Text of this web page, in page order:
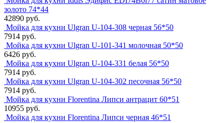
золото 74*44
42890 руб.
Мойка для кухни Ulgran U-104-308 черная 56*50
7914 руб.
Мойка для кухни Ulgran U-101-341 молочная 50*50
6426 руб.
Мойка для кухни Ulgran U-104-331 белая 56*50
7914 руб.
Мойка для кухни Ulgran U-104-302 песочная 56*50
7914 руб.
Мойка для кухни Florentina Липси антрацит 60*51
10955 руб.
Мойка для кухни Florentina Липси черная 46*51